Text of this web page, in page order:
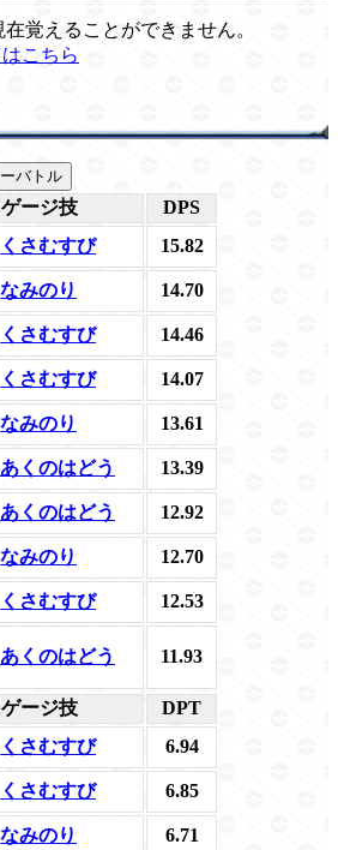
覚えることができません。
こちら
バトル
ージ技
DPS
くさむすび 15.82
なみのり 14.70
くさむすび 14.46
くさむすび 14.07
なみのり 13.61
あくのはどう 13.39
あくのはどう 12.92
なみのり 12.70
くさむすび 12.53
あくのはどう 11.93
ージ技
DPT
くさむすび 6.94
くさむすび 6.85
なみのり 6.71